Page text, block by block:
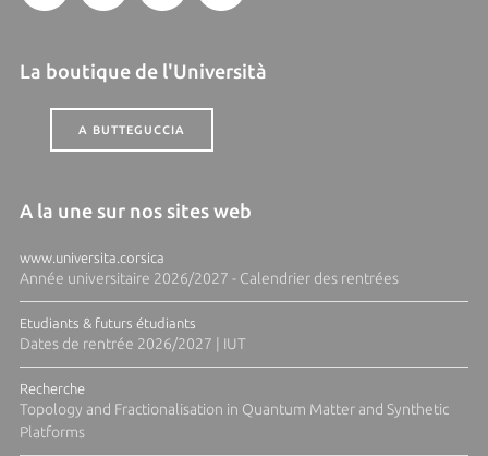
La boutique de l'Università
A BUTTEGUCCIA
A la une sur nos sites web
www.universita.corsica
Année universitaire 2026/2027 - Calendrier des rentrées
Etudiants & futurs étudiants
Dates de rentrée 2026/2027 | IUT
Recherche
Topology and Fractionalisation in Quantum Matter and Synthetic
Platforms